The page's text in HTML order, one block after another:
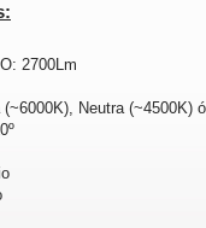
2700Lm
Neutra (~4500K)